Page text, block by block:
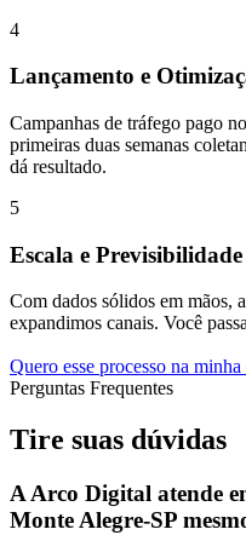
4
Lançamento e
Campanhas de tráfego pago
primeiras duas semanas
dá resultado.
5
Escala e Previsibilidade
Com dados sólidos em mãos,
expandimos canais. Você
Quero esse processo na minha
Perguntas Frequentes
Tire suas dúvidas
A Arco Digital atende
Monte Alegre-SP